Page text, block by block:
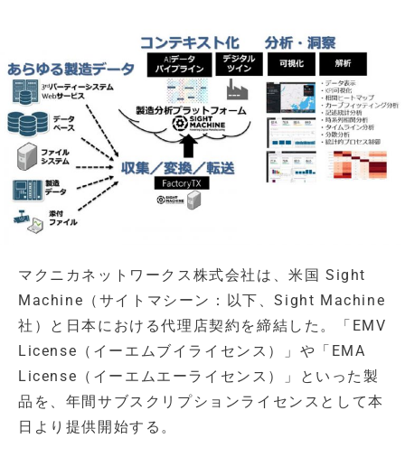
マクニカネットワークス株式会社は、米国 Sight
Machine（サイトマシーン：以下、Sight Machine
社）と日本における代理店契約を締結した。「EMV
License（イーエムブイライセンス）」や「EMA
License（イーエムエーライセンス）」といった製
品を、年間サブスクリプションライセンスとして本
日より提供開始する。